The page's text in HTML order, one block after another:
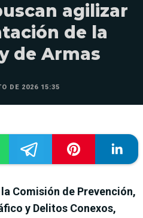
agilizar
de la
de Armas
DE 2026 15:35
Comisión de Prevención,
y Delitos Conexos,